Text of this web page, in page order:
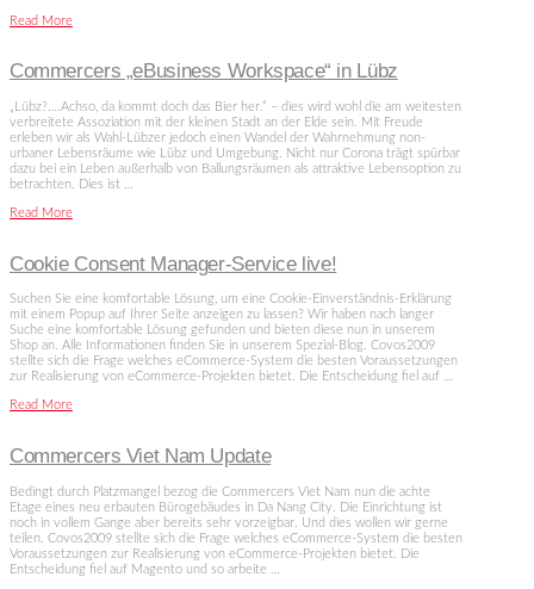
Read More
Commercers „eBusiness Workspace“ in Lübz
„Lübz?….Achso, da kommt doch das Bier her.“ – dies wird wohl die am weitesten
verbreitete Assoziation mit der kleinen Stadt an der Elde sein. Mit Freude
erleben wir als Wahl-Lübzer jedoch einen Wandel der Wahrnehmung non-
urbaner Lebensräume wie Lübz und Umgebung. Nicht nur Corona trägt spürbar
dazu bei ein Leben außerhalb von Ballungsräumen als attraktive Lebensoption zu
betrachten. Dies ist …
Read More
Cookie Consent Manager-Service live!
Suchen Sie eine komfortable Lösung, um eine Cookie-Einverständnis-Erklärung
mit einem Popup auf Ihrer Seite anzeigen zu lassen? Wir haben nach langer
Suche eine komfortable Lösung gefunden und bieten diese nun in unserem
Shop an. Alle Informationen finden Sie in unserem Spezial-Blog. Covos2009
stellte sich die Frage welches eCommerce-System die besten Voraussetzungen
zur Realisierung von eCommerce-Projekten bietet. Die Entscheidung fiel auf …
Read More
Commercers Viet Nam Update
Bedingt durch Platzmangel bezog die Commercers Viet Nam nun die achte
Etage eines neu erbauten Bürogebäudes in Da Nang City. Die Einrichtung ist
noch in vollem Gange aber bereits sehr vorzeigbar. Und dies wollen wir gerne
teilen. Covos2009 stellte sich die Frage welches eCommerce-System die besten
Voraussetzungen zur Realisierung von eCommerce-Projekten bietet. Die
Entscheidung fiel auf Magento und so arbeite …